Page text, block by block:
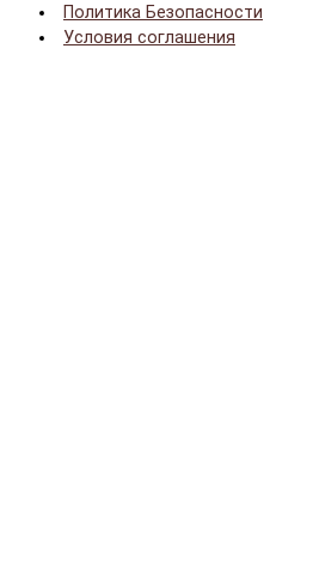
Политика Безопасности
Условия соглашения